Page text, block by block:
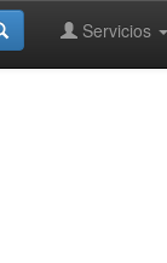
Servicios